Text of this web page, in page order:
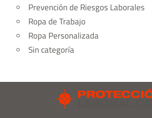
Prevención de Riesgos Laborales
Ropa de Trabajo
Ropa Personalizada
Sin categoría